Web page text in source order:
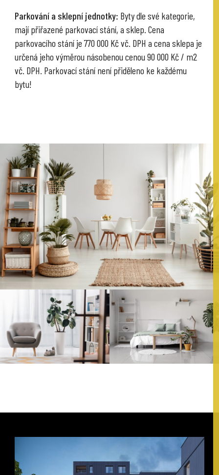
Parkování a sklepní jednotky: Byty dle své kategorie,
mají přiřazené parkovací stání, a sklep. Cena
parkovacího stání je 770 000 Kč vč. DPH a cena sklepa je
určená jeho výměrou násobenou cenou 90 000 Kč / m2
vč. DPH. Parkovací stání není přiděleno ke každému
bytu!